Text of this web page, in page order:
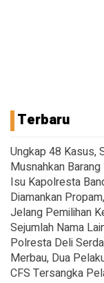
Terbaru
Ungkap 48 Kasus,
Musnahkan
Isu Kapolresta
Diamankan
Jelang Pemilihan
Sejumlah Nama
Polresta Deli
Merbau, Dua
CFS Tersangka